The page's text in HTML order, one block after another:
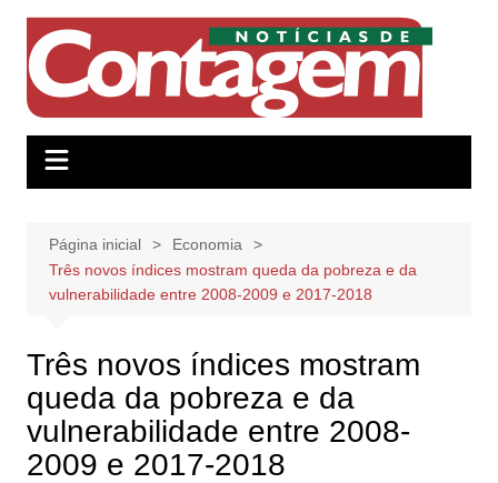
conteúdo
Página inicial
Economia
Três novos índices mostram queda da pobreza e da
vulnerabilidade entre 2008-2009 e 2017-2018
Três novos índices mostram
queda da pobreza e da
vulnerabilidade entre 2008-
2009 e 2017-2018